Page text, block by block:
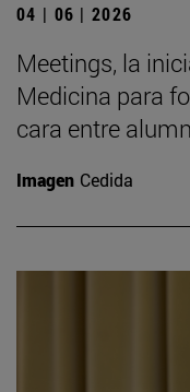
04 | 06 | 2026
Meetings, la
Medicina para
cara entre
Imagen Cedida